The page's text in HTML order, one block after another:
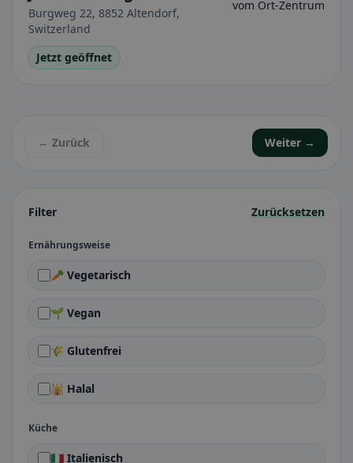
Filter Zurücksetzen
Ernährungsweise
🥕 Vegetarisch
🌱 Vegan
🌾 Glutenfrei
🕌 Halal
Küche
🇮🇹 Italienisch
Burgweg 22, 8852 Altendorf,
Switzerland
vom Ort-Zentrum
Jetzt geöffnet
← Zurück Weiter →